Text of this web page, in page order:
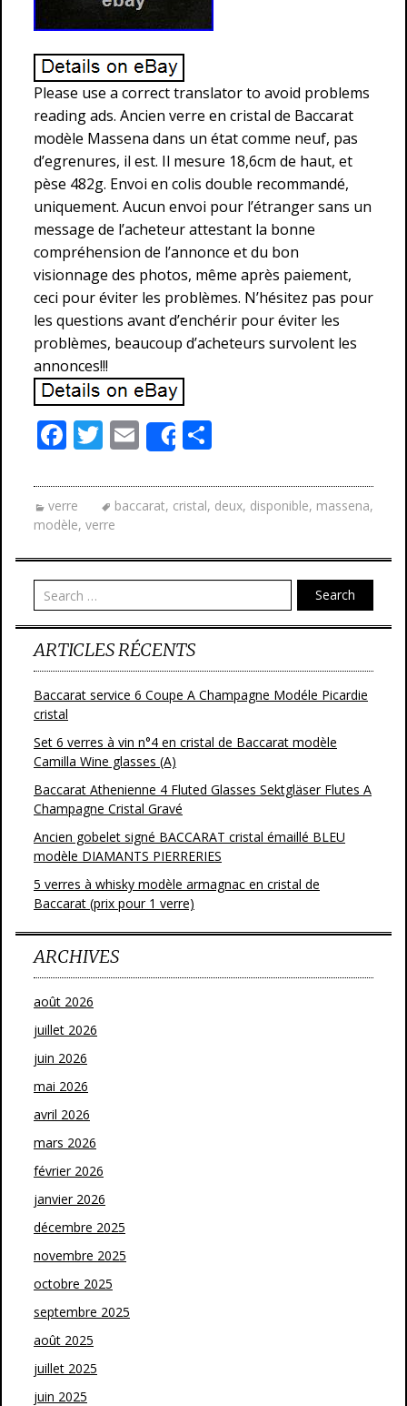
Please use a correct translator to avoid problems
reading ads. Ancien verre en cristal de Baccarat
modèle Massena dans un état comme neuf, pas
d’egrenures, il est. Il mesure 18,6cm de haut, et
pèse 482g. Envoi en colis double recommandé,
uniquement. Aucun envoi pour l’étranger sans un
message de l’acheteur attestant la bonne
compréhension de l’annonce et du bon
visionnage des photos, même après paiement,
ceci pour éviter les problèmes. N’hésitez pas pour
les questions avant d’enchérir pour éviter les
problèmes, beaucoup d’acheteurs survolent les
annonces!!!
F
e
b
o
o
k
T
itt
er
E
m
ai
l
Share
ta
g
er
verre baccarat, cristal, deux, disponible, massena,
modèle, verre
Search
ARTICLES RÉCENTS
Baccarat service 6 Coupe A Champagne Modéle Picardie
cristal
Set 6 verres à vin n°4 en cristal de Baccarat modèle
Camilla Wine glasses (A)
Baccarat Athenienne 4 Fluted Glasses Sektgläser Flutes A
Champagne Cristal Gravé
Ancien gobelet signé BACCARAT cristal émaillé BLEU
modèle DIAMANTS PIERRERIES
5 verres à whisky modèle armagnac en cristal de
Baccarat (prix pour 1 verre)
ARCHIVES
août 2026
juillet 2026
juin 2026
mai 2026
avril 2026
mars 2026
février 2026
janvier 2026
décembre 2025
novembre 2025
octobre 2025
septembre 2025
août 2025
juillet 2025
juin 2025